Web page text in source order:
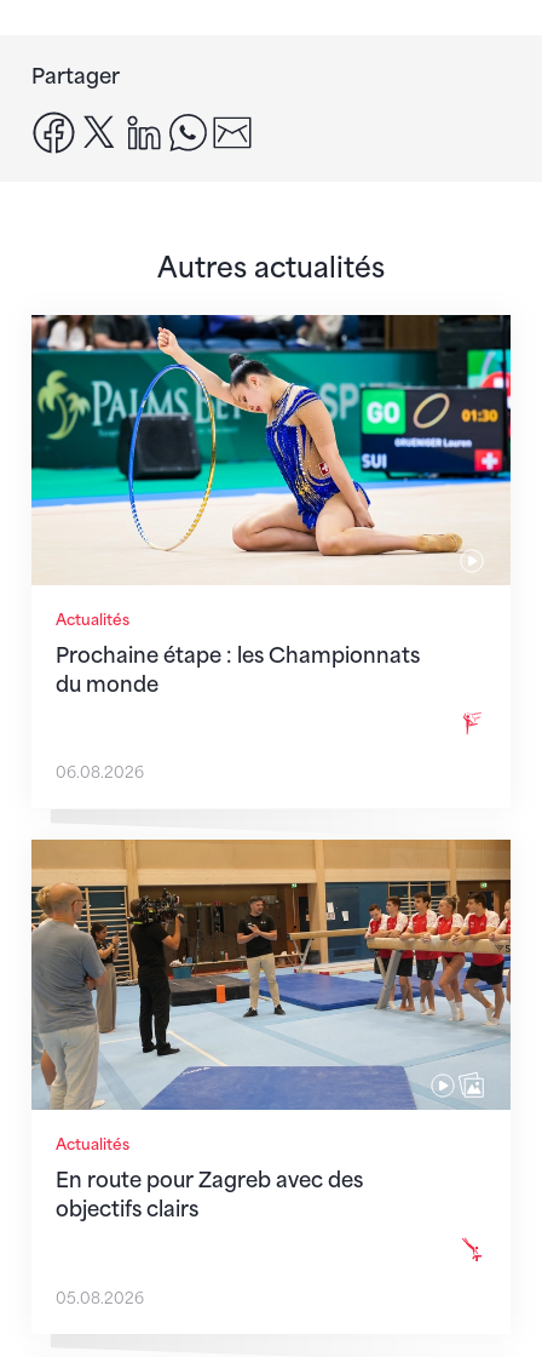
Partager
facebook
x linkedinwhatsapp
Autres actualités
Actualités
Prochaine étape : les Championnats
du monde
Prochaine étape : les Championnats du monde
06.08.2026
Actualités
En route pour Zagreb avec des
objectifs clairs
En route pour Zagreb avec des objectifs clairs
05.08.2026